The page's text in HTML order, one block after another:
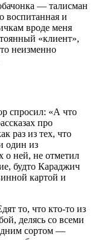
— талисман
воспитанная и
вроде меня
«клиент»,
неизменно
спросил: «А что
про
раз из тех, что
один из
о ней, не отметил
будто Караджич
картой и
то, что кто-то из
делясь со всеми
сортом —